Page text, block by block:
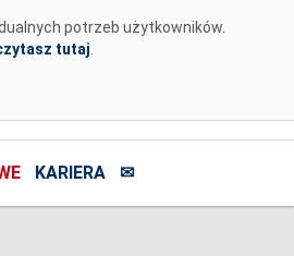
potrzeb użytkowników.
tutaj
KARIERA ✉